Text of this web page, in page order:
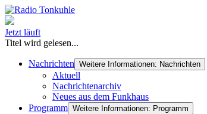
Jetzt läuft
Titel wird gelesen...
Nachrichten Weitere Informationen: Nachrichten
Aktuell
Nachrichtenarchiv
Neues aus dem Funkhaus
Programm Weitere Informationen: Programm